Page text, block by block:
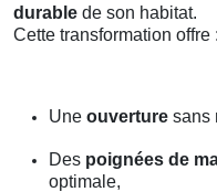
durable de son habitat.
Cette transformation offre :
Une ouverture sans
Des poignées de
optimale,